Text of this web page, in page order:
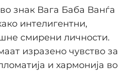
знак Вага Баба Ванѓа
интелигентни,
смирени личности.
изразено чувство за
и хармонија во